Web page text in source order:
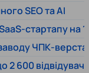
SEO та AI
стартапу на
ЧПК-
600